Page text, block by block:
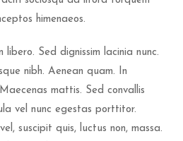
himenaeos.
Sed dignissim lacinia nunc.
nibh. Aenean quam. In
mattis. Sed convallis
vel nunc egestas porttitor.
suscipit quis, luctus non, massa.